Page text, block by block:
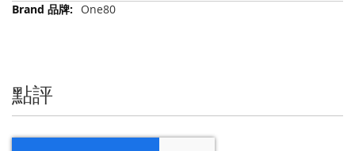
更
One80
點評